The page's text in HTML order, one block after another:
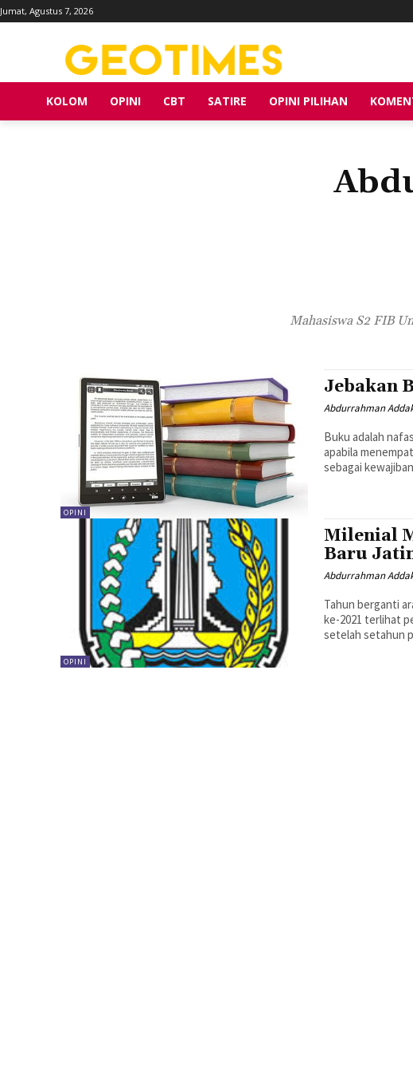
Jumat, Agustus 7, 2026
KOLOM OPINI CBT SATIRE OPINI PILIHAN
Mahasiswa S2 FIB
OPINI
Jebakan
Abdurrahman
Buku adalah
apabila
sebagai
OPINI
Milenial
Baru
Abdurrahman
Tahun berganti
ke-2021 terlihat
setelah setahun